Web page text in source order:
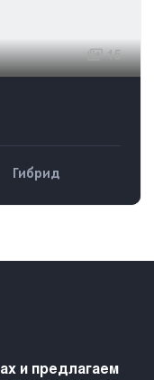
15
Гибрид
и предлагаем